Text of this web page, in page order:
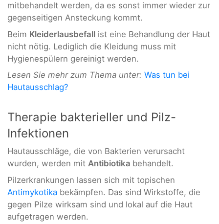
mitbehandelt werden, da es sonst immer wieder zur
gegenseitigen Ansteckung kommt.
Beim Kleiderlausbefall ist eine Behandlung der Haut
nicht nötig. Lediglich die Kleidung muss mit
Hygienespülern gereinigt werden.
Lesen Sie mehr zum Thema unter: Was tun bei
Hautausschlag?
Therapie bakterieller und Pilz-
Infektionen
Hautausschläge, die von Bakterien verursacht
wurden, werden mit Antibiotika behandelt.
Pilzerkrankungen lassen sich mit topischen
Antimykotika bekämpfen. Das sind Wirkstoffe, die
gegen Pilze wirksam sind und lokal auf die Haut
aufgetragen werden.